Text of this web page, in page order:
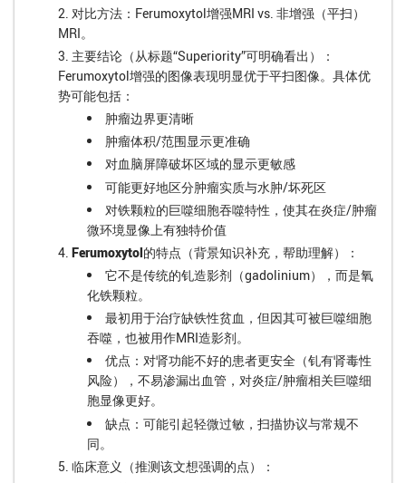
对比方法 ：Ferumoxytol增强MRI vs. 非增强（平扫）
MRI。
主要结论 （从标题“Superiority”可明确看出）：
Ferumoxytol增强的图像表现明显优于平扫图像。具体优
势可能包括：
肿瘤边界更清晰
肿瘤体积/范围显示更准确
对血脑屏障破坏区域的显示更敏感
可能更好地区分肿瘤实质与水肿/坏死区
对铁颗粒的巨噬细胞吞噬特性，使其在炎症/肿瘤
微环境显像上有独特价值
Ferumoxytol的特点 （背景知识补充，帮助理解）：
它不是传统的钆造影剂（gadolinium），而是氧
化铁颗粒。
最初用于治疗缺铁性贫血，但因其可被巨噬细胞
吞噬，也被用作MRI造影剂。
优点：对肾功能不好的患者更安全（钆有肾毒性
风险），不易渗漏出血管，对炎症/肿瘤相关巨噬细
胞显像更好。
缺点：可能引起轻微过敏，扫描协议与常规不
同。
临床意义 （推测该文想强调的点）：